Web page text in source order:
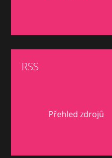
RSS
Přehled zdrojů